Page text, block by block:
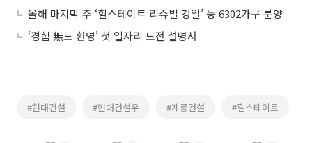
올해 마지막 주 ‘힐스테이트 리슈빌 강일’ 등 6302가구 분양
‘경험 無도 환영’ 첫 일자리 도전 설명서
#현대건설 #현대건설우 #계룡건설 #힐스테이트